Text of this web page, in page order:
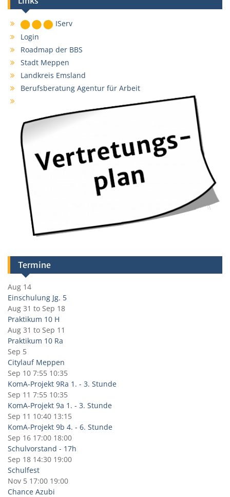
IServ
Login
Roadmap der BBS
Stadt Meppen
Landkreis Emsland
Berufsberatung Agentur für Arbeit
Termine
Aug 14
Einschulung Jg. 5
Aug 31 to Sep 18
Praktikum 10 H
Aug 31 to Sep 11
Praktikum 10 Ra
Sep 5
Citylauf Meppen
Sep 10 7:55 10:35
KomA-Projekt 9Ra 1. - 3. Stunde
Sep 11 7:55 10:35
KomA-Projekt 9a 1. - 3. Stunde
Sep 11 10:40 13:15
KomA-Projekt 9b 4. - 6. Stunde
Sep 16 17:00 18:00
Schulvorstand - 17h
Sep 18 14:30 19:00
Schulfest
Nov 5 17:00 19:00
Chance Azubi